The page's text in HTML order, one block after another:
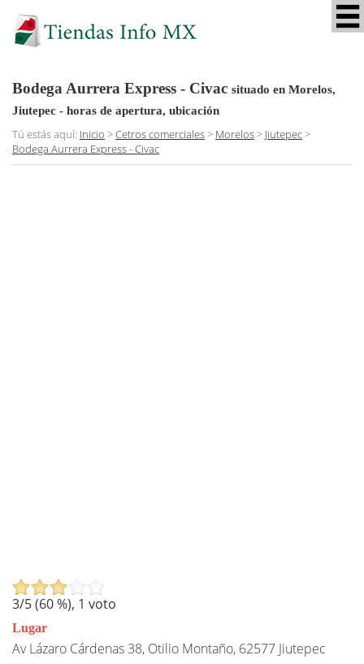
Bodega Aurrera Express - Civac situado en Morelos,
Jiutepec - horas de apertura, ubicación
Tú estás aquí: Inicio >Cetros comerciales> Morelos> Jiutepec>
Bodega Aurrera Express - Civac
3/5 (60%), 1 voto
Lugar
Av Lázaro Cárdenas 38, Otilio Montaño, 62577 Jiutepec